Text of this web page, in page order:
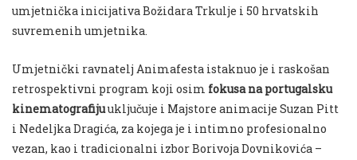
umjetnička inicijativa Božidara Trkulje i 50 hrvatskih
suvremenih umjetnika.
Umjetnički ravnatelj Animafesta istaknuo je i raskošan
retrospektivni program koji osim fokusa na portugalsku
kinematografijuuključuje i Majstore animacije Suzan Pitt
i Nedeljka Dragića, za kojega je i intimno profesionalno
vezan, kao i tradicionalni izbor Borivoja Dovnikovića –